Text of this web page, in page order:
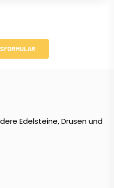
Edelsteine, Drusen und